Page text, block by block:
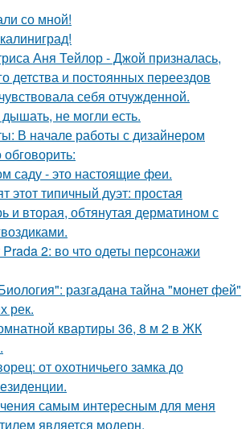
со мной!
Аня Тейлор - Джой призналась,
детства и постоянных переездов
себя отчужденной.
не могли есть.
В начале работы с дизайнером
саду - это настоящие феи.
этот типичный дуэт: простая
и вторая, обтянутая дерматином с
2: во что одеты персонажи
разгадана тайна "монет фей"
рек.
квартиры 36, 8 м 2 в ЖК
от охотничьего замка до
самым интересным для меня
является модерн.